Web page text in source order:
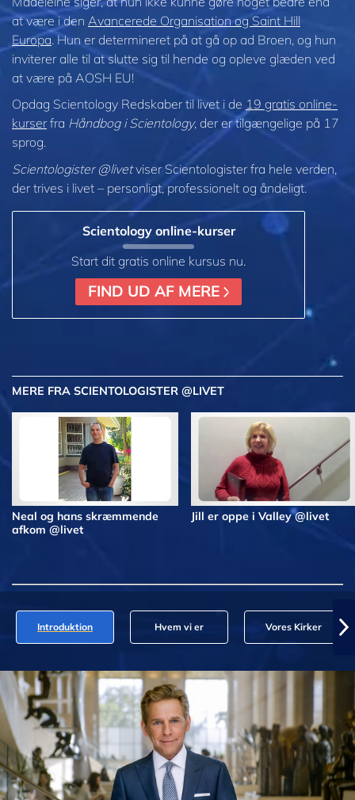
at være i den Avancerede Organisation og Saint Hill
Europa. Hun er determineret på at gå op ad Broen, og hun
inviterer alle til at slutte sig til hende og opleve glæden ved
at være på AOSH EU!
Opdag Scientology Redskaber til livet i de 19 gratis online-
kurserfra Håndbog i Scientology, der er tilgængelige på 17
sprog.
Scientologister @livetviser Scientologister fra hele verden,
der trives i livet – personligt,professionelt og åndeligt.
Scientology online-kurser
Start dit gratis online kursus nu.
FIND UD AF MERE
MERE FRA SCIENTOLOGISTER @LIVET
Neal og hans skræmmende
afkom @livet
Jill er oppe i Valley @livet
Introduktion Hvem vi er Vores Kirker